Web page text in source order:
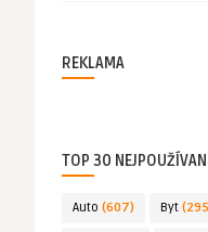
REKLAMA
TOP 30
Auto (607) Byt